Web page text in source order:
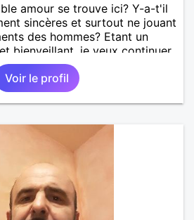
amour se trouve ici? Y-a-t'il
sincères et surtout ne jouant
des hommes? Etant un
bienveillant, je veux continuer
enfin former la petite famille
profil, profiteuse et autres
chemin, vous ne
tout!
Voir le profil